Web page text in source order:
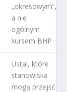
„okresowym”,
a nie
ogólnym
kursem BHP
Ustal, które
stanowiska
mogą przejść